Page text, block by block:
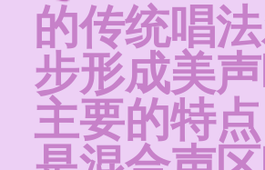
的传统唱
步形成美
主要的特